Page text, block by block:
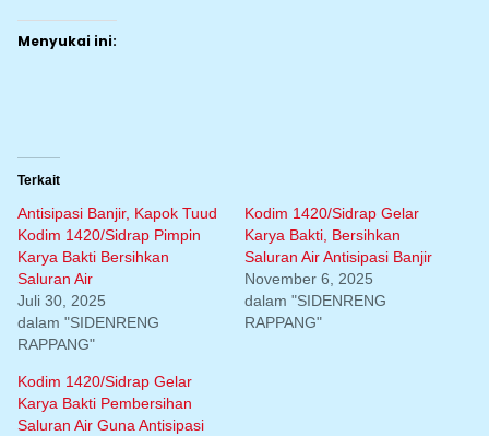
Menyukai ini:
Terkait
Antisipasi Banjir, Kapok Tuud
Kodim 1420/Sidrap Pimpin
Karya Bakti Bersihkan
Saluran Air
Juli 30, 2025
dalam "SIDENRENG
RAPPANG"
Kodim 1420/Sidrap Gelar
Karya Bakti, Bersihkan
Saluran Air Antisipasi Banjir
November 6, 2025
dalam "SIDENRENG
RAPPANG"
Kodim 1420/Sidrap Gelar
Karya Bakti Pembersihan
Saluran Air Guna Antisipasi